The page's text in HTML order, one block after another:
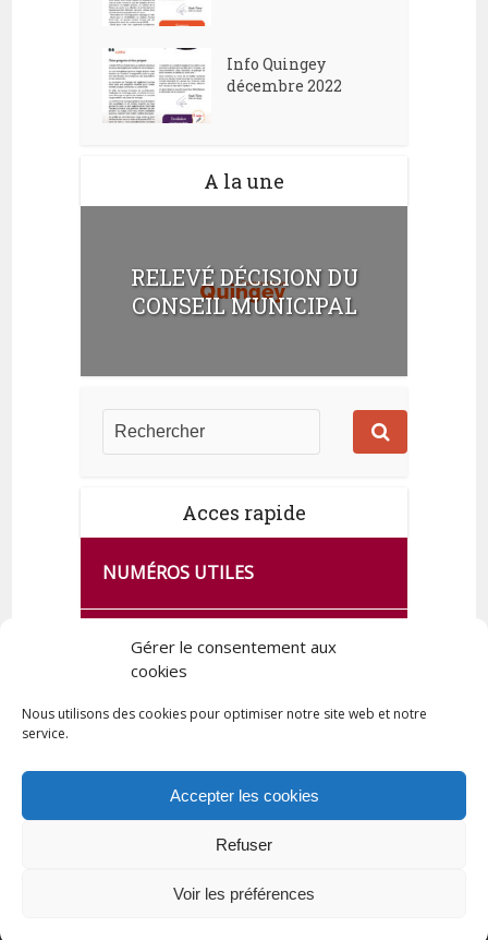
Gérer le consentement aux
cookies
Nous utilisons des cookies pour optimiser notre site web et notre
service.
Accepter les cookies
Refuser
Voir les préférences
Info Quingey
décembre 2022
A la une
RELEVÉ DÉCISION DU
CONSEIL MUNICIPAL
Acces rapide
NUMÉROS UTILES
CA SE PASSE À FRANCE SERVICES
DE QUINGEY
Tous droits réservés © 2023 Commune de Quingey / Création -